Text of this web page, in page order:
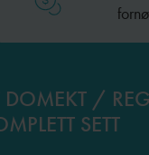
DOMEKT /
SETT